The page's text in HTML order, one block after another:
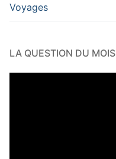
Voyages
LA QUESTION DU MOIS